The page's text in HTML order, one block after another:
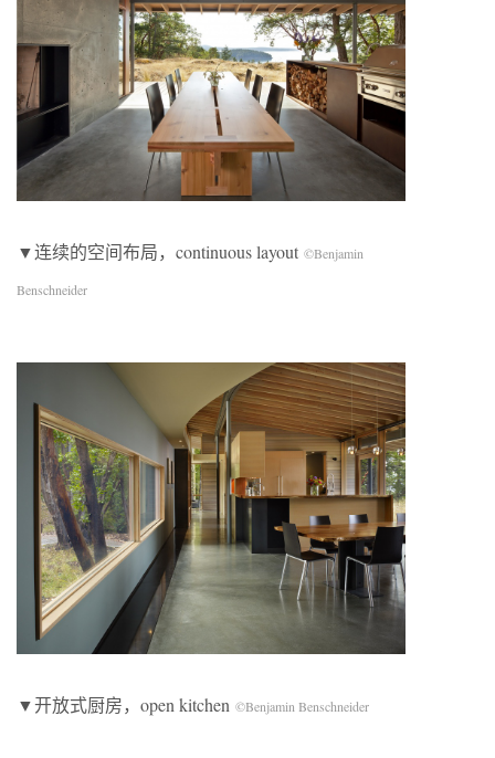
▼连续的空间布局，continuous layout ©Benjamin
Benschneider
▼开放式厨房，open kitchen ©Benjamin Benschneider